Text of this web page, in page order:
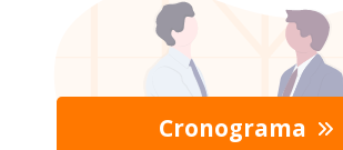
Cronograma